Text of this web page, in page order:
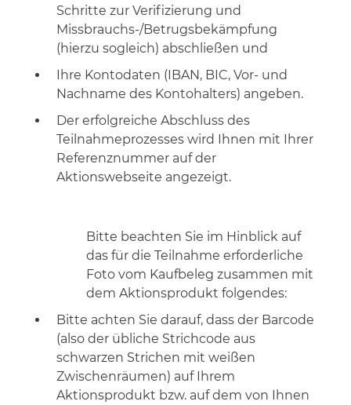
Schritte zur Verifizierung und
Missbrauchs-/Betrugsbekämpfung
(hierzu sogleich) abschließen und
Ihre Kontodaten (IBAN, BIC, Vor- und
Nachname des Kontohalters) angeben.
Der erfolgreiche Abschluss des
Teilnahmeprozesses wird Ihnen mit Ihrer
Referenznummer auf der
Aktionswebseite angezeigt.
Bitte beachten Sie im Hinblick auf
das für die Teilnahme erforderliche
Foto vom Kaufbeleg zusammen mit
dem Aktionsprodukt folgendes:
Bitte achten Sie darauf, dass der Barcode
(also der übliche Strichcode aus
schwarzen Strichen mit weißen
Zwischenräumen) auf Ihrem
Aktionsprodukt bzw. auf dem von Ihnen